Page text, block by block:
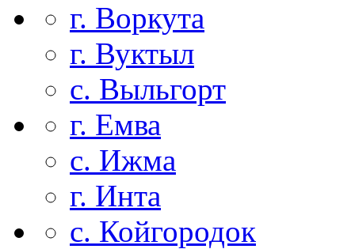
г. Воркута
г. Вуктыл
с. Выльгорт
г. Емва
с. Ижма
г. Инта
с. Койгородок